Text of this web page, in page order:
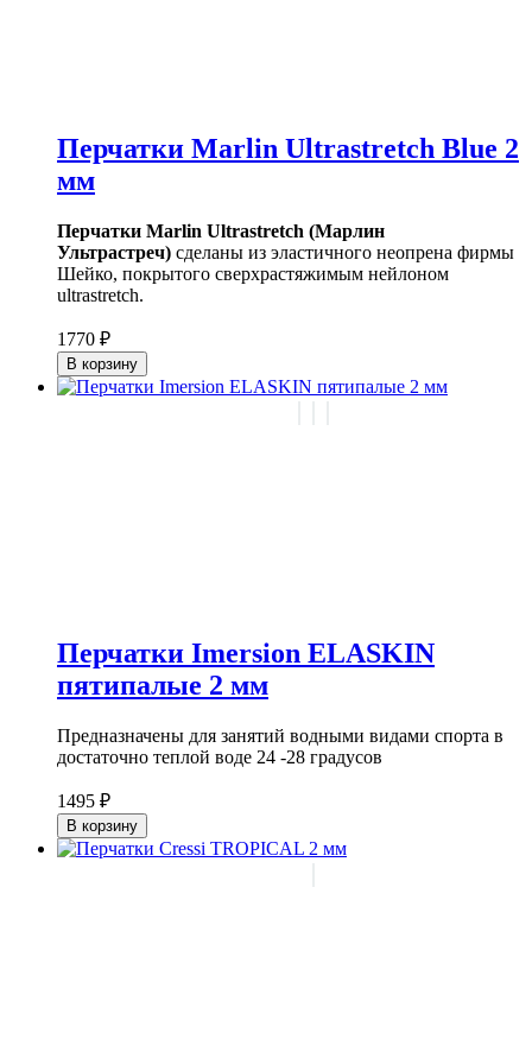
Перчатки Marlin Ultrastretch Blue 2
мм
Перчатки Marlin Ultrastretch (Марлин
Ультрастреч) сделаны из эластичного неопрена фирмы
Шейко, покрытого сверхрастяжимым нейлоном
ultrastretch.
1770 ₽
В корзину
Перчатки Imersion ELASKIN
пятипалые 2 мм
Предназначены для занятий водными видами спорта в
достаточно теплой воде 24 -28 градусов
1495 ₽
В корзину